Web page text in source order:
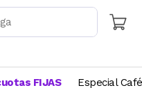
FIJAS Especial Café